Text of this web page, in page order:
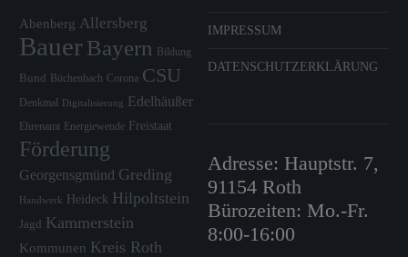
Abenberg Allersberg
Bauer Bayern Bildung
Bund Büchenbach Corona CSU
Denkmal Digitalisierung Edelhäußer
Ehrenamt Energiewende Freistaat
Förderung
Georgensgmünd Greding
Handwerk Heideck Hilpoltstein
Jagd Kammerstein
Kommunen Kreis Roth
IMPRESSUM
DATENSCHUTZERKLÄRUNG
Adresse: Hauptstr. 7,
91154 Roth
Bürozeiten: Mo.-Fr.
8:00-16:00